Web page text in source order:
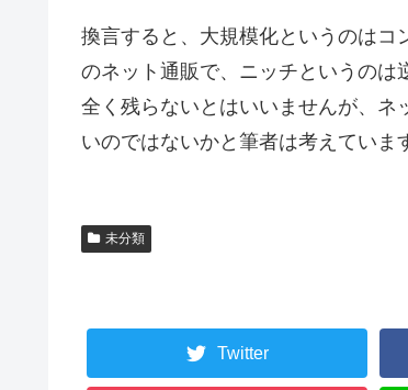
換言すると、大規模化というのはコ
のネット通販で、ニッチというの
全く残らないとはいいませんが、ネ
いのではないかと筆者は考えていま
未分類
Twitter